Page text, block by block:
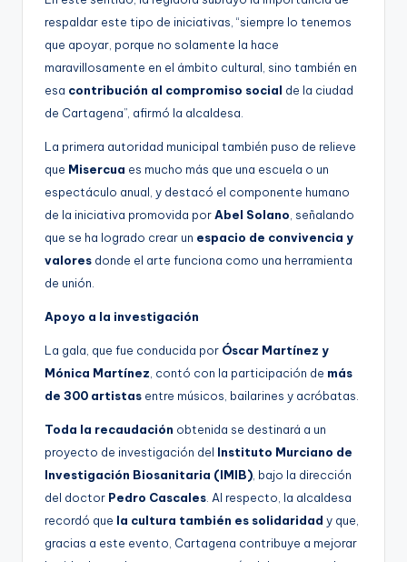
respaldar este tipo de iniciativas, “siempre lo tenemos
que apoyar, porque no solamente la hace
maravillosamente en el ámbito cultural, sino también en
esa contribución al compromiso social de la ciudad
de Cartagena”, afirmó la alcaldesa.
La primera autoridad municipal también puso de relieve
que Misercua es mucho más que una escuela o un
espectáculo anual, y destacó el componente humano
de la iniciativa promovida porAbel Solano , señalando
que se ha logrado crear un espacio de convivencia y
valores donde el arte funciona como una herramienta
de unión.
Apoyo a la investigación
La gala, que fue conducida por Óscar Martínez y
Mónica Martínez , contó con la participación de más
de 300 artistas entre músicos, bailarines y acróbatas.
Toda la recaudación obtenida se destinará a un
proyecto de investigación del Instituto Murciano de
Investigación Biosanitaria (IMIB) , bajo la dirección
del doctor Pedro Cascales . Al respecto, la alcaldesa
recordó que la cultura también es solidaridad y que,
gracias a este evento, Cartagena contribuye a mejorar